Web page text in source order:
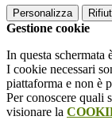
Personalizza
Gestione cookie
In questa schermata
I cookie necessari
piattaforma e non è
Per conoscere quali
visionare la